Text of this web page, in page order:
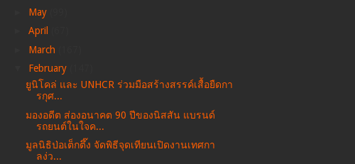
May
April
March
February
ยูนิโคล่ และ UNHCR ร่วมมือสร้างสรรค์เสื้อยืดกา
รกุศ...
มองอดีต ส่องอนาคต 90 ปีของนิสสัน แบรนด์
รถยนต์ในใจค...
มูลนิธิป่อเต็กตึ๊ง จัดพิธีจุดเทียนเปิดงานเทศกา
ลง่ว...